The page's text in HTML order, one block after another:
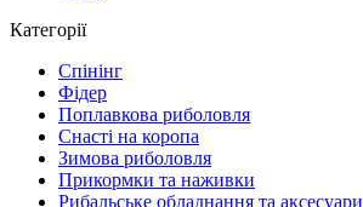
Категорії
Спінінг
Фідер
Поплавкова риболовля
Снасті на коропа
Зимова риболовля
Прикормки та наживки
Рибальське обладнання та аксесуари